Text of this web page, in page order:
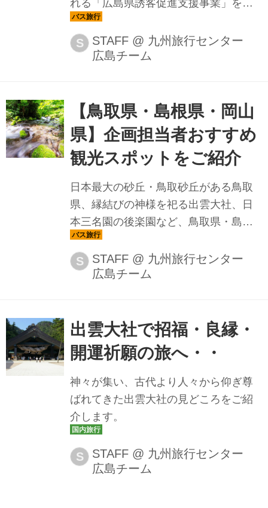
れる「広島県誘客促進支援事業」を活
用したプランをご紹介。今回は、山あ
いの里にある浄謙寺でいただくイタリ
アン精進料理と、北広島町大朝の田
紹介します。
S STAFF @ 九州旅行センター
広島チーム
【鳥取県・島根県・岡山
県】企画担当者おすすめ
観光スポットをご紹介
日本最大の砂丘・鳥取砂丘がある鳥取
県、縁結びの神様を祀る出雲大社、日
本三名園の後楽園など、鳥取県・島根
県・岡山県には一度は訪れたい観光ス
ポットが豊富です。大自然、神社仏
閣、のどかな風景や、パワースポット
ポットもご紹介します！
S STAFF @ 九州旅行センター
広島チーム
出雲大社で招福・良縁・
開運祈願の旅へ・・
神々が集い、古代より人々から仰ぎ尊
ばれてきた出雲大社の見どころをご紹
介します。
S STAFF @ 九州旅行センター
広島チーム